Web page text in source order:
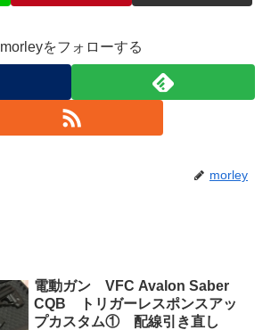
morleyをフォローする
morley
電動ガン VFC Avalon Saber
CQB トリガーレスポンスアッ
プカスタム① 配線引き直し